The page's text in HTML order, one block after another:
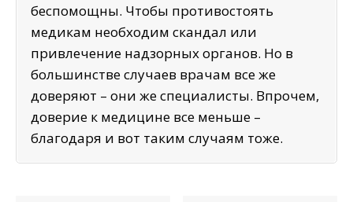
беспомощны. Чтобы противостоять
медикам необходим скандал или
привлечение надзорных органов. Но в
большинстве случаев врачам все же
доверяют – они же специалисты. Впрочем,
доверие к медицине все меньше –
благодаря и вот таким случаям тоже.